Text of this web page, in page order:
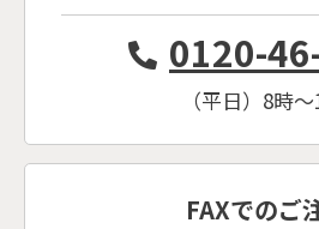
0120-
（平日）8時
FAXでのご